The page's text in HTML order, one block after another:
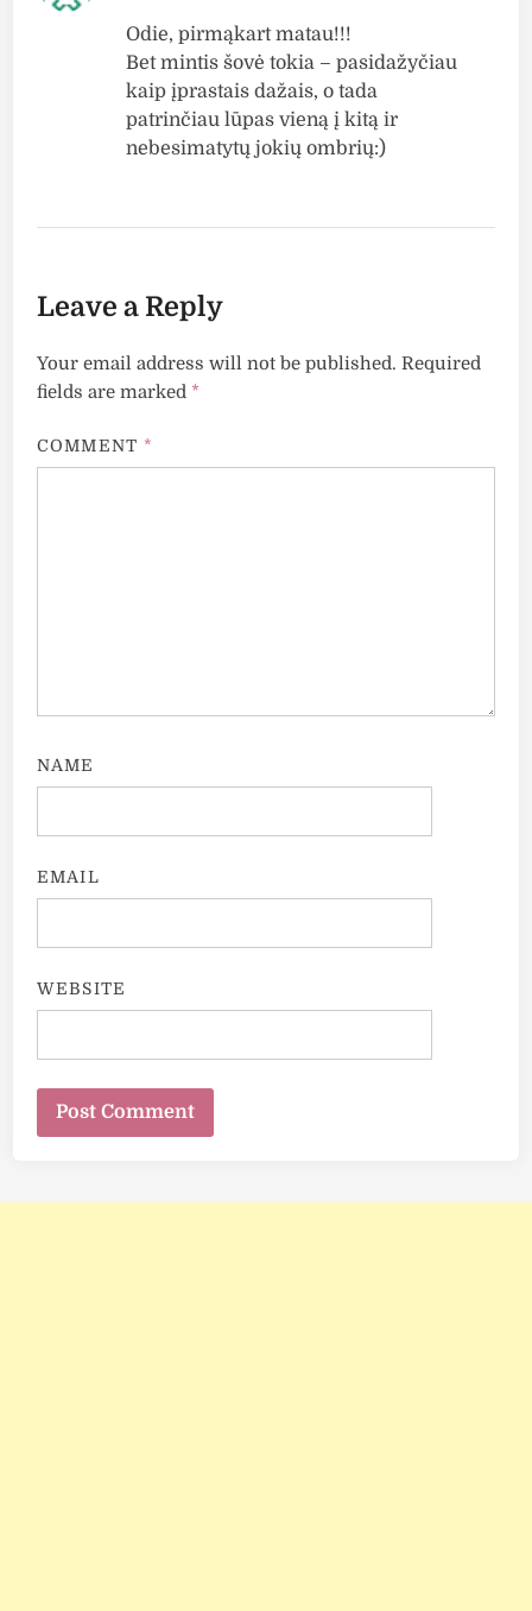
Odie, pirmąkart matau!!!
Bet mintis šovė tokia – pasidažyčiau
kaip įprastais dažais, o tada
patrinčiau lūpas vieną į kitą ir
nebesimatytų jokių ombrių:)
Leave a Reply
Your email address will not be published. Required
fields are marked *
COMMENT *
NAME
EMAIL
WEBSITE